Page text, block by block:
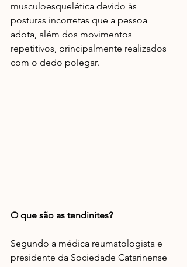
musculoesquelética devido às
posturas incorretas que a pessoa
adota, além dos movimentos
repetitivos, principalmente realizados
com o dedo polegar.
O que são as tendinites?
Segundo a médica reumatologista e
presidente da Sociedade Catarinense